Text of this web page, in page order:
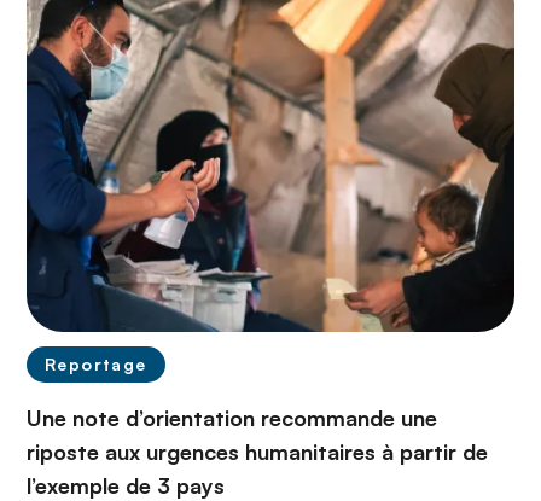
Reportage
Une note d’orientation recommande une
riposte aux urgences humanitaires à partir de
l’exemple de 3 pays